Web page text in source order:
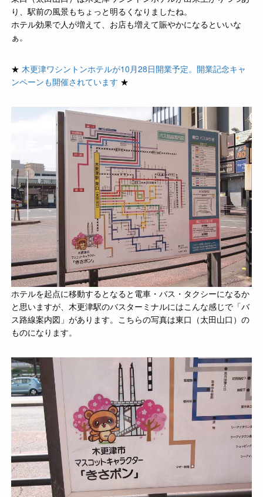
り、駅前の風景もちょっと明るくなりましたね。
ホテル効果で人が増えて、お店も増えて賑やかになるといいな
ぁ。
★ 木更津ワシントンホテルが10月28日開業予定。開業記念キャ
ンペーンも開催されています ★
ホテルを起点に移動するとなると電車・バス・タクシーになるか
と思いますが、木更津駅のバスターミナルにはこんな感じで「バ
ス路線案内図」があります。こちらの写真は東口（太田山口）の
ものになります。